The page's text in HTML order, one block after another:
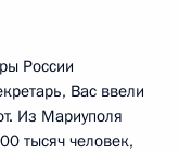
России
Вас ввели
Из Мариуполя
тысяч человек,